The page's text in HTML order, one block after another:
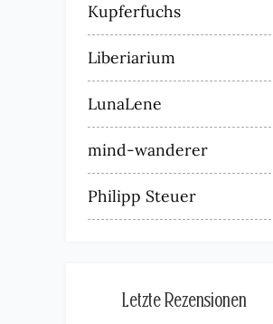
Kupferfuchs
Liberiarium
LunaLene
mind-wanderer
Philipp Steuer
Letzte Rezensionen